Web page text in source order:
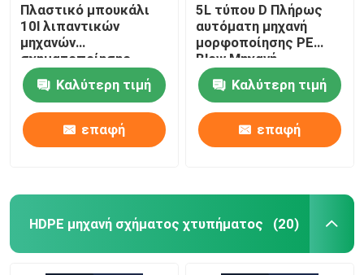
Πλαστικό μπουκάλι
10l λιπαντικών
μηχανών
σχηματοποίησης
χτυπήματος
μπουκαλιών IML
200ml
Καλύτερη τιμή
επαφή
5L τύπου D Πλήρως
αυτόματη μηχανή
μορφοποίησης PE
Blow Μηχανή
κατασκευής
υδραυλικών
μπουκαλιών
Καλύτερη τιμή
επαφή
HDPE μηχανή σχήματος χτυπήματος (20)